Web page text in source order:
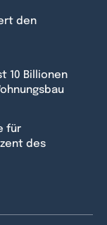
den
10 Billionen
für
des